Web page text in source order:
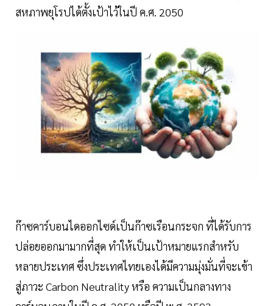
สหภาพยุโรปได้ตั้งเป้าไว้ในปี ค.ศ. 2050
ก๊าซคาร์บอนไดออกไซด์เป็นก๊าซเรือนกระจก ที่ได้รับการ
ปล่อยออกมามากที่สุด ทำให้เป็นเป้าหมายแรกสำหรับ
หลายประเทศ ซึ่งประเทศไทยเองได้มีความมุ่งมั่นที่จะเข้า
สู่ภาวะ Carbon Neutrality หรือ ความเป็นกลางทาง